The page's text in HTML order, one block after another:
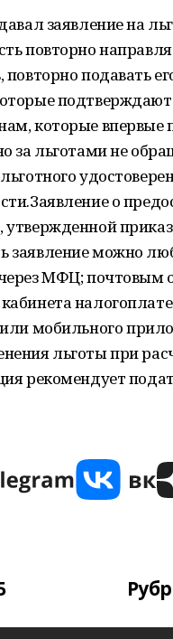
заявление на
повторно
повторно подавать
подтверждают
которые впервые
за льготами не
о
заявление можно
МФЦ; почтовым
мобильного
льготы при
рекомендует